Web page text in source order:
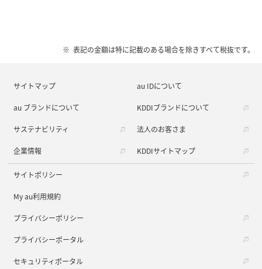
表記の金額は特に記載のある場合を除きすべて税抜です。
サイトマップ au IDについて
au ブランドについて KDDIブランドについて
サステナビリティ 法人のお客さま
企業情報 KDDIサイトマップ
サイトポリシー
My au利用規約
プライバシーポリシー
プライバシーポータル
セキュリティポータル